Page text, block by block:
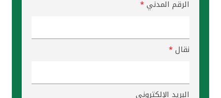
ألمانيا
الرقم المدني*
نقال*
البريد الإلكتروني